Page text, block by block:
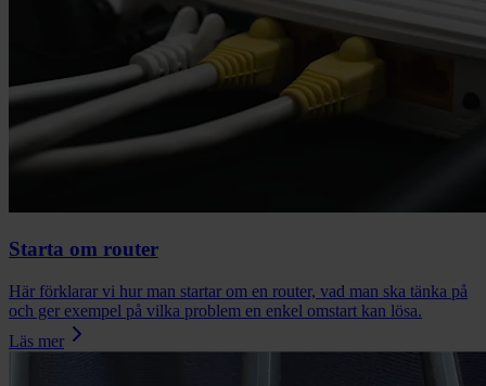
Starta om router
Här förklarar vi hur man startar om en router, vad man ska tänka på
och ger exempel på vilka problem en enkel omstart kan lösa.
Läs mer